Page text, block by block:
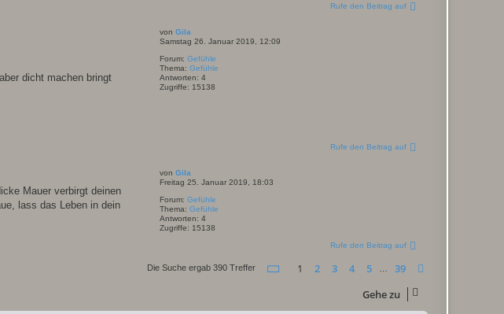
Rufe den Beitrag auf
vonGila
Samstag 26. Januar 2019, 12:09
Forum:Gefühle
Thema:Gefühle
Antworten:4
Zugriffe: 15138
dicht machen bringt
Rufe den Beitrag auf
vonGila
Freitag 25. Januar 2019, 18:03
Forum:Gefühle
Thema:Gefühle
Antworten:4
Zugriffe: 15138
Mauer verbirgt deinen
lass das Leben in dein
Rufe den Beitrag auf
Die Suche ergab 390 Treffer Seite von39
1 2 3 4 5 39
Gehe zu